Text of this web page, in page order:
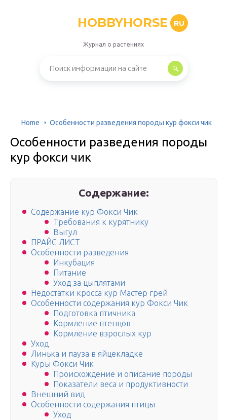
HOBBYHORSE RU
Журнал о растениях
Home Особенности разведения породы кур фокси чик
Особенности разведения породы
кур фокси чик
Содержание:
Содержание кур Фокси Чик
Требования к курятнику
Выгул
ПРАЙС ЛИСТ
Особенности разведения
Инкубация
Питание
Уход за цыплятами
Недостатки кросса кур Мастер грей
Особенности содержания кур Фокси Чик
Подготовка птичника
Кормление птенцов
Кормление взрослых кур
Уход
Линька и пауза в яйцекладке
Куры Фокси Чик
Происхождение и описание породы
Показатели веса и продуктивности
Внешний вид
Особенности содержания птицы
Уход